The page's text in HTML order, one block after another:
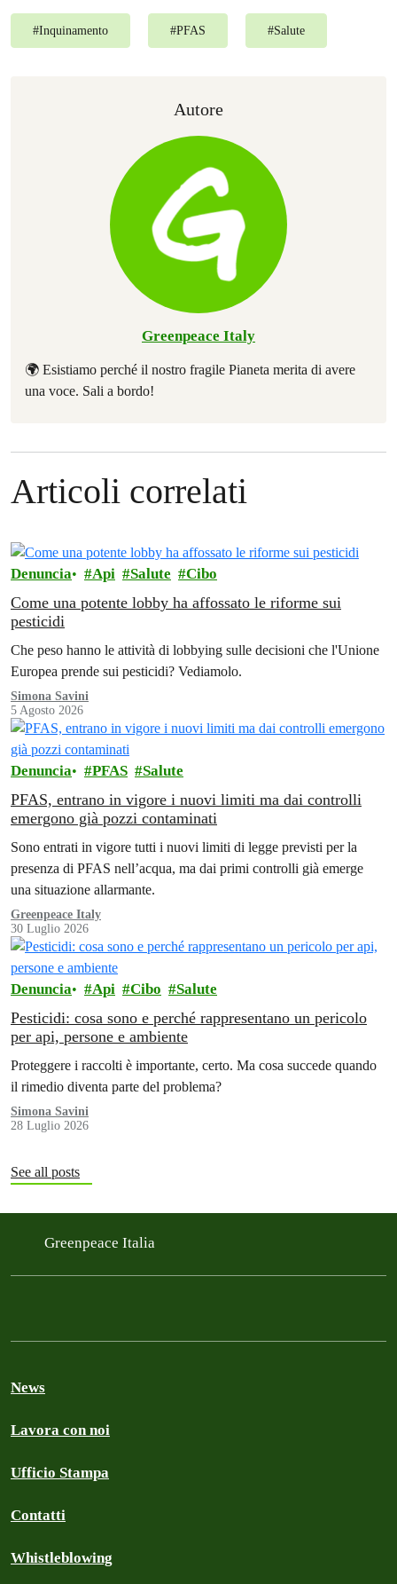
#Inquinamento #PFAS #Salute
Autore
Greenpeace Italy
🌍 Esistiamo perché il nostro fragile Pianeta merita di avere
una voce. Sali a bordo!
Articoli correlati
Denuncia Api Salute Cibo
Come una potente lobby ha affossato le riforme sui
pesticidi
Che peso hanno le attività di lobbying sulle decisioni che l'Unione
Europea prende sui pesticidi? Vediamolo.
Simona Savini
5 Agosto 2026
Denuncia PFAS Salute
PFAS, entrano in vigore i nuovi limiti ma dai controlli
emergono già pozzi contaminati
Sono entrati in vigore tutti i nuovi limiti di legge previsti per la
presenza di PFAS nell’acqua, ma dai primi controlli già emerge
una situazione allarmante.
Greenpeace Italy
30 Luglio 2026
Denuncia Api Cibo Salute
Pesticidi: cosa sono e perché rappresentano un pericolo
per api, persone e ambiente
Proteggere i raccolti è importante, certo. Ma cosa succede quando
il rimedio diventa parte del problema?
Simona Savini
28 Luglio 2026
See all posts
Greenpeace Italia
News
Lavora con noi
Ufficio Stampa
Contatti
Whistleblowing